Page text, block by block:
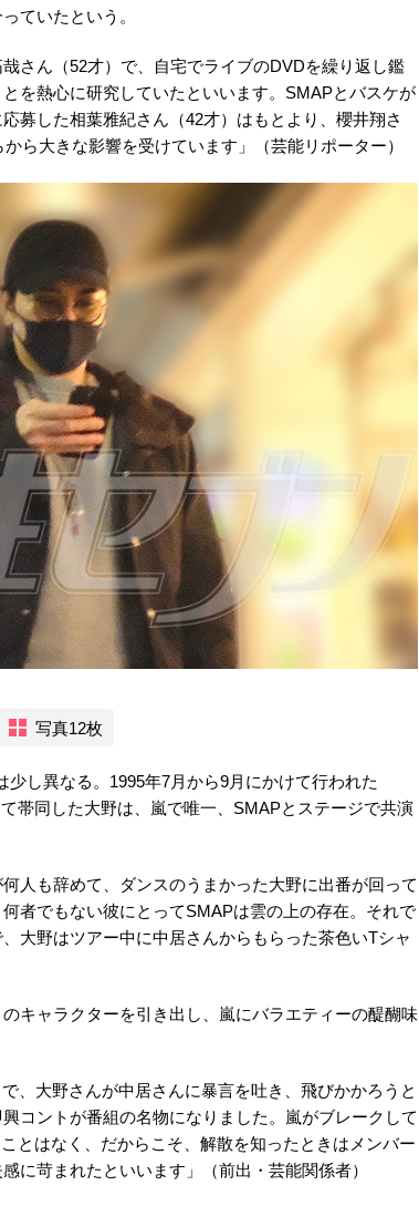
ていたという。
さん（52才）で、自宅でライブのDVDを繰り返し鑑
を熱心に研究していたといいます。SMAPとバスケが
募した相葉雅紀さん（42才）はもとより、櫻井翔さ
ら大きな影響を受けています」（芸能リポーター）
写真12枚
し異なる。1995年7月から9月にかけて行われた
帯同した大野は、嵐で唯一、SMAPとステージで共演
人も辞めて、ダンスのうまかった大野に出番が回って
者でもない彼にとってSMAPは雲の上の存在。それで
大野はツアー中に中居さんからもらった茶色いTシャ
キャラクターを引き出し、嵐にバラエティーの醍醐味
、大野さんが中居さんに暴言を吐き、飛びかかろうと
コントが番組の名物になりました。嵐がブレークして
とはなく、だからこそ、解散を知ったときはメンバー
に苛まれたといいます」（前出・芸能関係者）